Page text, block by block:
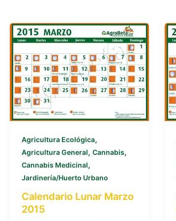
Agricultura Ecológica,
Agricultura General, Cannabis,
Cannabis Medicinal,
Jardinería/Huerto Urbano
Calendario Lunar Marzo
2015